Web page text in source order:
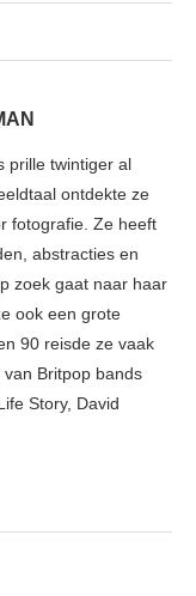
prille twintiger al
ontdekte ze
fotografie. Ze heeft
abstracties en
zoek gaat naar haar
ook een grote
90 reisde ze vaak
Britpop bands
Story, David